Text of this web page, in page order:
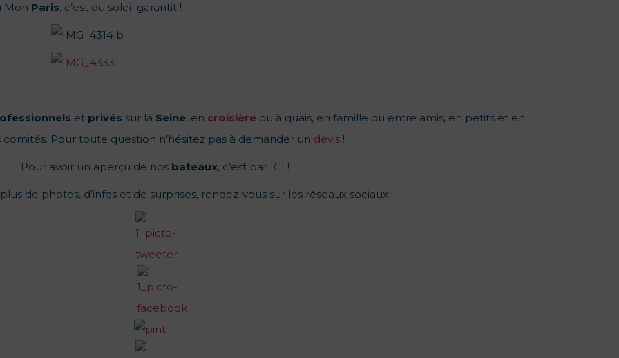
Mon Paris, c’est du soleil garantit !
et privés sur la Seine, en croisière ou à quais, en famille ou entre amis, en petits et en
comités. Pour toute question n’hésitez pas à demander un devis!
Pour avoir un aperçu de nos bateaux, c’est parICI !
de photos, d’infos et de surprises, rendez-vous sur les réseaux sociaux !